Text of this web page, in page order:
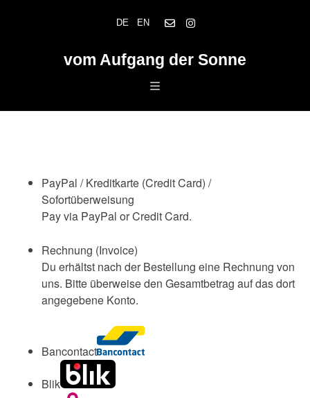
DE EN
vom Aufgang der Sonne
PayPal / Kreditkarte (Credit Card) /
Sofortüberweisung
Pay via PayPal or Credit Card.
Rechnung (Invoice)
Du erhältst nach der Bestellung eine Rechnung von
uns. Bitte überweise den Gesamtbetrag auf das dort
angegebene Konto.
Bancontact
Blik